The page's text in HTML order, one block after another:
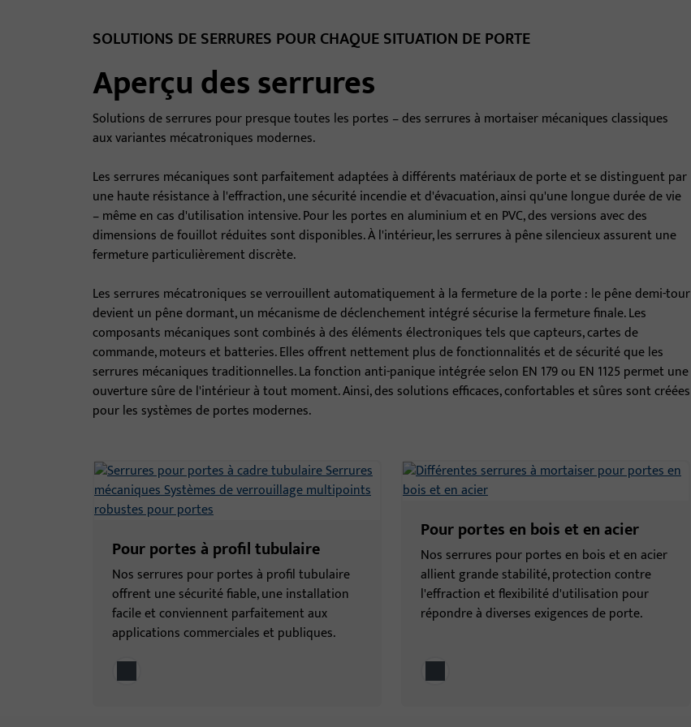
SOLUTIONS DE SERRURES POUR CHAQUE SITUATION DE PORTE
Aperçu des serrures
Solutions de serrures pour presque toutes les portes – des serrures à mortaiser mécaniques classiques
aux variantes mécatroniques modernes.
Les serrures mécaniques sont parfaitement adaptées à différents matériaux de porte et se distinguent par
une haute résistance à l'effraction, une sécurité incendie et d'évacuation, ainsi qu'une longue durée de vie
– même en cas d'utilisation intensive. Pour les portes en aluminium et en PVC, des versions avec des
dimensions de fouillot réduites sont disponibles. À l'intérieur, les serrures à pêne silencieux assurent une
fermeture particulièrement discrète.
Les serrures mécatroniques se verrouillent automatiquement à la fermeture de la porte : le pêne demi-tour
devient un pêne dormant, un mécanisme de déclenchement intégré sécurise la fermeture finale. Les
composants mécaniques sont combinés à des éléments électroniques tels que capteurs, cartes de
commande, moteurs et batteries. Elles offrent nettement plus de fonctionnalités et de sécurité que les
serrures mécaniques traditionnelles. La fonction anti-panique intégrée selon EN 179 ou EN 1125 permet une
ouverture sûre de l'intérieur à tout moment. Ainsi, des solutions efficaces, confortables et sûres sont créées
pour les systèmes de portes modernes.
Pour portes à profil tubulaire
Nos serrures pour portes à profil tubulaire
offrent une sécurité fiable, une installation
facile et conviennent parfaitement aux
applications commerciales et publiques.
Pour portes en bois et en acier
Nos serrures pour portes en bois et en acier
allient grande stabilité, protection contre
l'effraction et flexibilité d'utilisation pour
répondre à diverses exigences de porte.